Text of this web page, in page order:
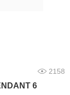
2158
6